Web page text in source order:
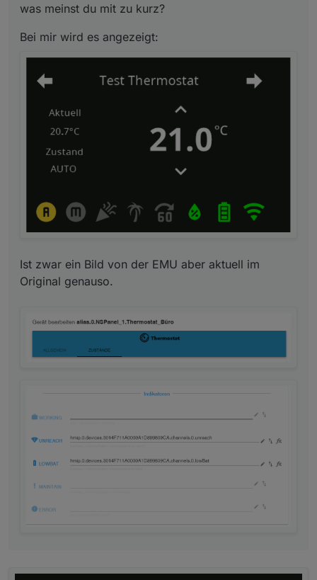
was meinst du mit zu kurz?
Bei mir wird es angezeigt:
Ist zwar ein Bild von der EMU aber aktuell im
Original genauso.